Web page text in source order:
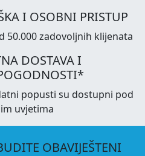
I OSOBNI PRISTUP
50.000 zadovoljnih klijenata
DOSTAVA I
popusti su dostupni pod
uvjetima
OBAVIJEŠTENI